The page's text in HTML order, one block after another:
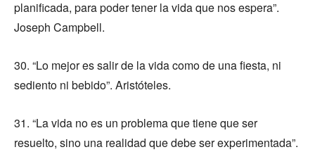
planificada, para poder tener la vida que nos espera”.
Joseph Campbell.
30. “Lo mejor es salir de la vida como de una fiesta, ni
sediento ni bebido”. Aristóteles.
31. “La vida no es un problema que tiene que ser
resuelto, sino una realidad que debe ser experimentada”.